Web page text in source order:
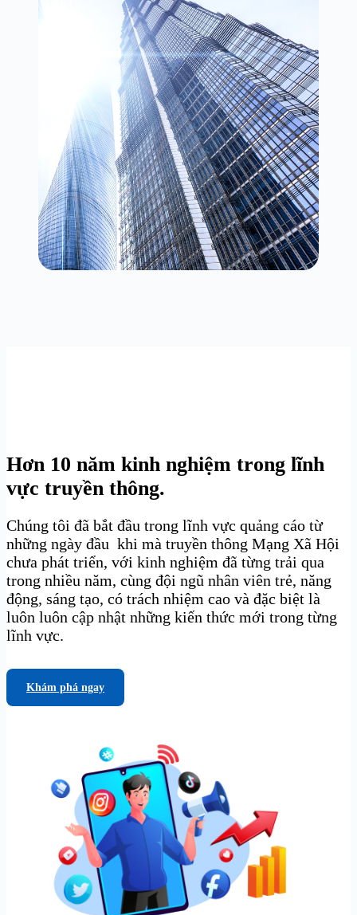
Hơn 10 năm kinh nghiệm trong lĩnh
vực truyền thông.
Chúng tôi đã bắt đầu trong lĩnh vực quảng cáo từ
những ngày đầu khi mà truyền thông Mạng Xã Hội
chưa phát triển, với kinh nghiệm đã từng trải qua
trong nhiều năm, cùng đội ngũ nhân viên trẻ, năng
động, sáng tạo, có trách nhiệm cao và đặc biệt là
luôn luôn cập nhật những kiến thức mới trong từng
lĩnh vực.
Khám phá ngay